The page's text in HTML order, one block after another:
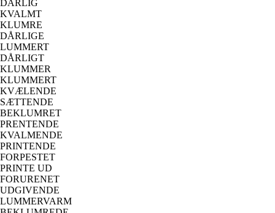
DÅRLIG
KVALMT
KLUMRE
DÅRLIGE
LUMMERT
DÅRLIGT
KLUMMER
KLUMMERT
KVÆLENDE
SÆTTENDE
BEKLUMRET
PRENTENDE
KVALMENDE
PRINTENDE
FORPESTET
PRINTE UD
FORURENET
UDGIVENDE
LUMMERVARM